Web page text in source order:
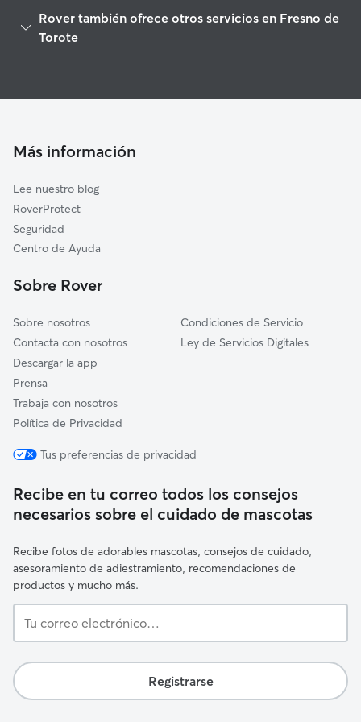
Ajalvir
Fuente el Saz de Jarama
Alcalá de Henares
Azuqueca de Henares
Rover también ofrece otros servicios en Fresno de
Torote
Cuidadores a domicilio en Fresno-De-Torote
Más información
Lee nuestro blog
RoverProtect
Seguridad
Centro de Ayuda
Sobre Rover
Sobre nosotros
Contacta con nosotros
Descargar la app
Prensa
Trabaja con nosotros
Política de Privacidad
Condiciones de Servicio
Ley de Servicios Digitales
Tus preferencias de privacidad
Recibe en tu correo todos los consejos
necesarios sobre el cuidado de mascotas
Recibe fotos de adorables mascotas, consejos de cuidado,
asesoramiento de adiestramiento, recomendaciones de
productos y mucho más.
correo
Registrarse